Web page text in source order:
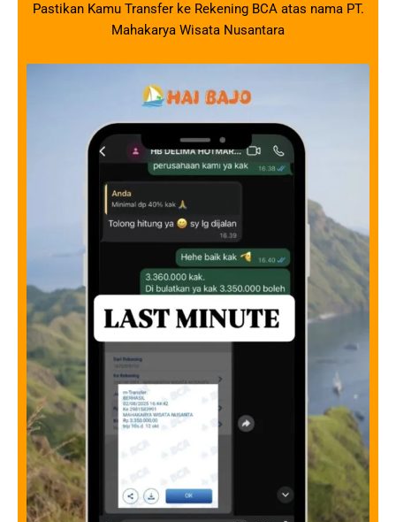
Pastikan Kamu Transfer ke Rekening BCA atas nama PT.
Mahakarya Wisata Nusantara